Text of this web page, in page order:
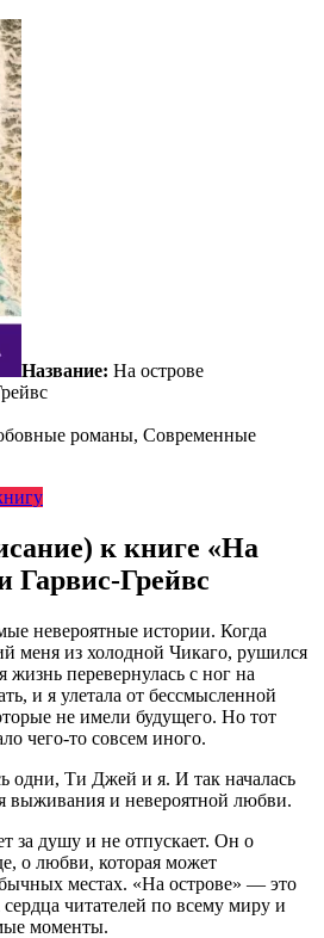
Название: На острове
романы, Современные
к книге «На
Гарвис-Грейвс
невероятные истории. Когда
меня из холодной Чикаго, рушился
перевернулась с ног на
и я улетала от бессмысленной
не имели будущего. Но тот
чего-то совсем иного.
одни, Ти Джей и я. И так началась
выживания и невероятной любви.
за душу и не отпускает. Он о
о любви, которая может
местах. «На острове» — это
читателей по всему миру и
моменты.